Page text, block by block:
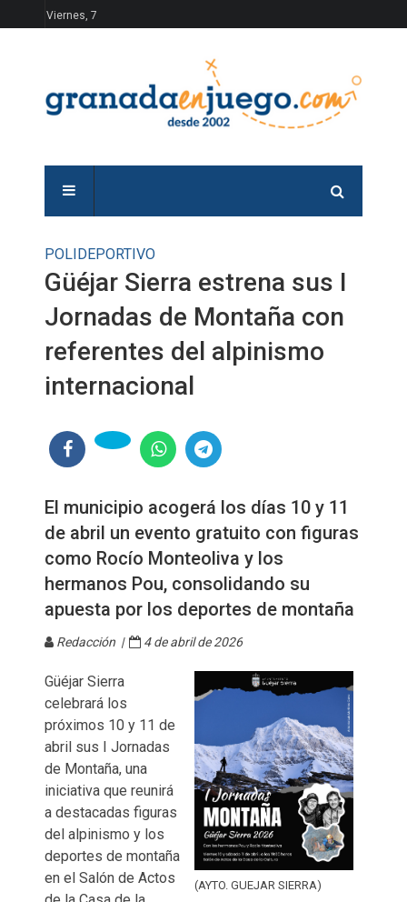
Viernes, 7
POLIDEPORTIVO
Güéjar Sierra estrena sus I
Jornadas de Montaña con
referentes del alpinismo
internacional
El municipio acogerá los días 10 y 11
de abril un evento gratuito con figuras
como Rocío Monteoliva y los
hermanos Pou, consolidando su
apuesta por los deportes de montaña
Redacción | 4 de abril de 2026
(AYTO. GUEJAR SIERRA)
Güéjar Sierra
celebrará los
próximos 10 y 11 de
abril sus I Jornadas
de Montaña, una
iniciativa que reunirá
a destacadas figuras
del alpinismo y los
deportes de montaña
en el Salón de Actos